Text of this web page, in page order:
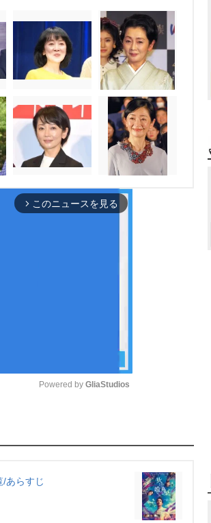
arrow_forward_ios このニュースを見る
u
Powered by GliaStudios
あらすじ